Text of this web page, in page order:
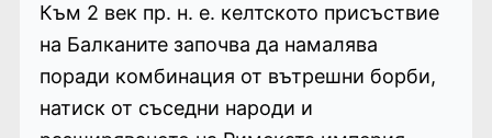
Към 2 век пр. н. е. келтското присъствие
на Балканите започва да намалява
поради комбинация от вътрешни борби,
натиск от съседни народи и